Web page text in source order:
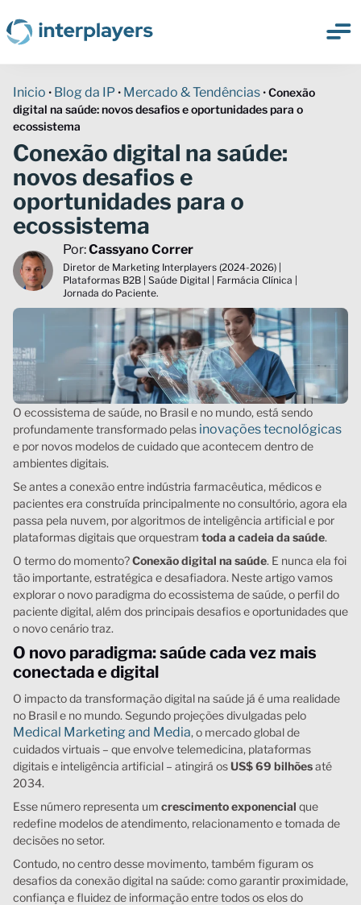
Inicio • Blog da IP • Mercado & Tendências •Conexão
digital na saúde: novos desafios e oportunidades para o
ecossistema
Conexão digital na saúde:
novos desafios e
oportunidades para o
ecossistema
Por:Cassyano Correr
Diretor de Marketing Interplayers (2024-2026) |
Plataformas B2B | Saúde Digital | Farmácia Clínica |
Jornada do Paciente.
O ecossistema de saúde, no Brasil e no mundo, está sendo
profundamente transformado pelas inovações tecnológicas
e por novos modelos de cuidado que acontecem dentro de
ambientes digitais.
Se antes a conexão entre indústria farmacêutica, médicos e
pacientes era construída principalmente no consultório, agora ela
passa pela nuvem, por algoritmos de inteligência artificial e por
plataformas digitais que orquestram toda a cadeia da saúde.
O termo do momento?Conexão digital na saúde. E nunca ela foi
tão importante, estratégica e desafiadora. Neste artigo vamos
explorar o novo paradigma do ecossistema de saúde, o perfil do
paciente digital, além dos principais desafios e oportunidades que
o novo cenário traz.
O novo paradigma: saúde cada vez mais
conectada e digital
O impacto da transformação digital na saúde já é uma realidade
no Brasil e no mundo. Segundo projeções divulgadas pelo
Medical Marketing and Media, o mercado global de
cuidados virtuais – que envolve telemedicina, plataformas
digitais e inteligência artificial – atingirá osUS$ 69 bilhõesaté
2034.
Esse número representa um crescimento exponencial que
redefine modelos de atendimento, relacionamento e tomada de
decisões no setor.
Contudo, no centro desse movimento, também figuram os
desafios da conexão digital na saúde: como garantir proximidade,
confiança e fluidez de informação entre todos os elos do